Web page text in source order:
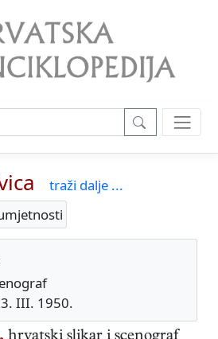
traži dalje ...
III. 1950.